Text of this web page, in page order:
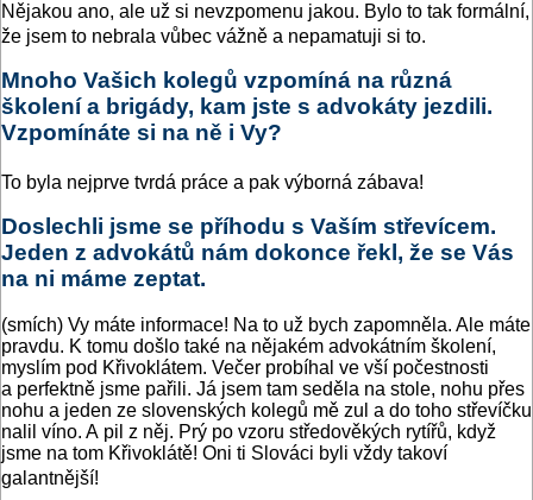
Nějakou ano, ale už si nevzpomenu jakou. Bylo to tak formální,
že jsem to nebrala vůbec vážně a nepamatuji si to.
Mnoho Vašich kolegů vzpomíná na různá
školení a brigády, kam jste s advokáty jezdili.
Vzpomínáte si na ně i Vy?
To byla nejprve tvrdá práce a pak výborná zábava!
Doslechli jsme se příhodu s Vaším střevícem.
Jeden z advokátů nám dokonce řekl, že se Vás
na ni máme zeptat.
(smích) Vy máte informace! Na to už bych zapomněla. Ale máte
pravdu. K tomu došlo také na nějakém advokátním školení,
myslím pod Křivoklátem. Večer probíhal ve vší počestnosti
a perfektně jsme pařili. Já jsem tam seděla na stole, nohu přes
nohu a jeden ze slovenských kolegů mě zul a do toho střevíčku
nalil víno. A pil z něj. Prý po vzoru středověkých rytířů, když
jsme na tom Křivoklátě! Oni ti Slováci byli vždy takoví
galantnější!